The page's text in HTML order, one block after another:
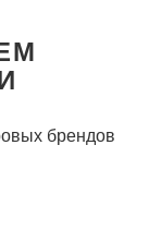
брендов